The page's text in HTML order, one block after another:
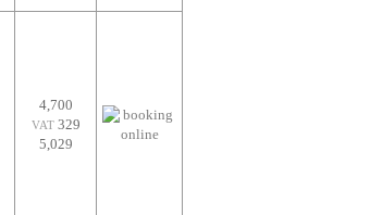
4,700
VAT329
5,029